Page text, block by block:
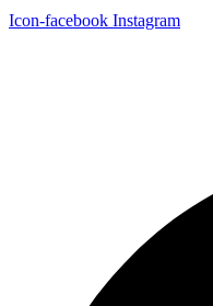
Icon-facebook Instagram